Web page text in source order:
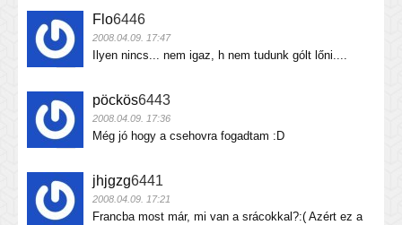
Flo6446
2008.04.09. 17:47
Ilyen nincs... nem igaz, h nem tudunk gólt lőni....
pöckös6443
2008.04.09. 17:36
Még jó hogy a csehovra fogadtam :D
jhjgzg6441
2008.04.09. 17:21
Francba most már, mi van a srácokkal?:( Azért ez a